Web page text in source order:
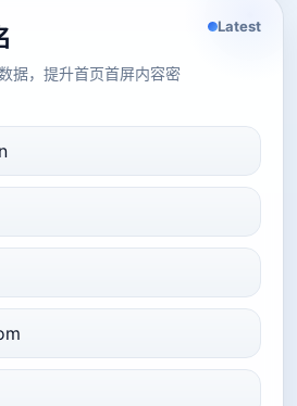
据，提升首页首屏内容密
Latest